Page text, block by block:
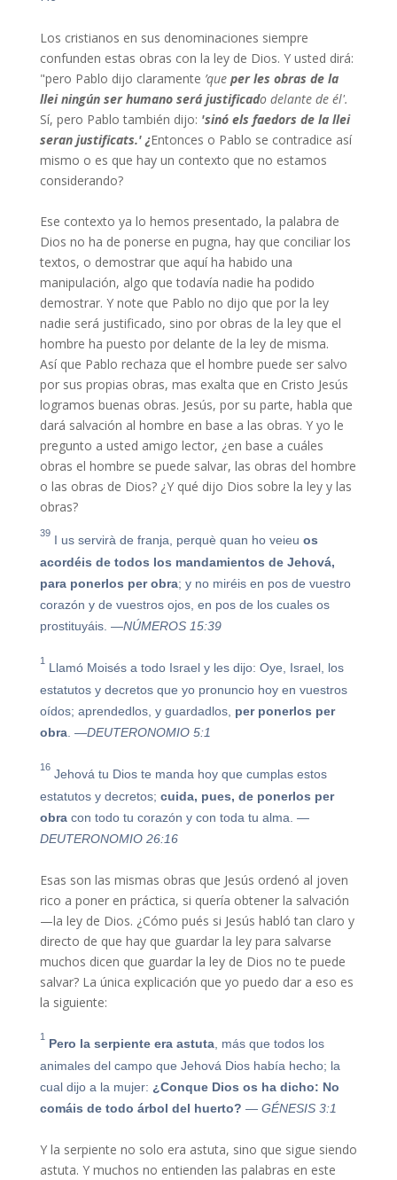
Los cristianos en sus denominaciones siempre
confunden estas obras con la ley de Dios. Y usted dirá:
"pero Pablo dijo claramente ’que perles obras de la
lleiningún ser humano será justificado delante de él'.
Sí, pero Pablo también dijo: 'sinó els faedors de la llei
seran justificats.' ¿Entonces o Pablo se contradice así
mismo o es que hay un contexto que no estamos
considerando?
Ese contexto ya lo hemos presentado, la palabra de
Dios no ha de ponerse en pugna, hay que conciliar los
textos, o demostrar que aquí ha habido una
manipulación, algo que todavía nadie ha podido
demostrar. Y note que Pablo no dijo que por la ley
nadie será justificado, sino por obras de la ley que el
hombre ha puesto por delante de la ley de misma.
Así que Pablo rechaza que el hombre puede ser salvo
por sus propias obras, mas exalta que en Cristo Jesús
logramos buenas obras. Jesús, por su parte, habla que
dará salvación al hombre en base a las obras. Y yo le
pregunto a usted amigo lector, ¿en base a cuáles
obras el hombre se puede salvar, las obras del hombre
o las obras de Dios? ¿Y qué dijo Dios sobre la ley y las
obras?
39 I us servirà de franja, perquè quan ho veieu os
acordéis de todos los mandamientos de Jehová,
para ponerlos per obra; y no miréis en pos de vuestro
corazón y de vuestros ojos, en pos de los cuales os
prostituyáis. —NÚMEROS 15:39
1 Llamó Moisés a todo Israel y les dijo: Oye, Israel, los
estatutos y decretos que yo pronuncio hoy en vuestros
oídos; aprendedlos, y guardadlos, per ponerlos per
obra. —DEUTERONOMIO 5:1
16Jehová tu Dios te manda hoy que cumplas estos
estatutos y decretos; cuida, pues, de ponerlos per
obracon todo tu corazón y con toda tu alma. —
DEUTERONOMIO 26:16
Esas son las mismas obras que Jesús ordenó al joven
rico a poner en práctica, si quería obtener la salvación
—la ley de Dios. ¿Cómo pués si Jesús habló tan claro y
directo de que hay que guardar la ley para salvarse
muchos dicen que guardar la ley de Dios no te puede
salvar? La única explicación que yo puedo dar a eso es
la siguiente:
1 Pero la serpiente era astuta, más que todos los
animales del campo que Jehová Dios había hecho; la
cual dijo a la mujer: ¿Conque Dios os ha dicho: No
comáis de todo árbol del huerto? — GÉNESIS 3:1
Y la serpiente no solo era astuta, sino que sigue siendo
astuta. Y muchos no entienden las palabras en este